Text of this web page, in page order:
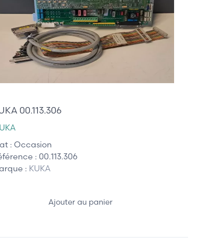
00.113.306
: Occasion
: 00.113.306
: KUKA
Ajouter au panier